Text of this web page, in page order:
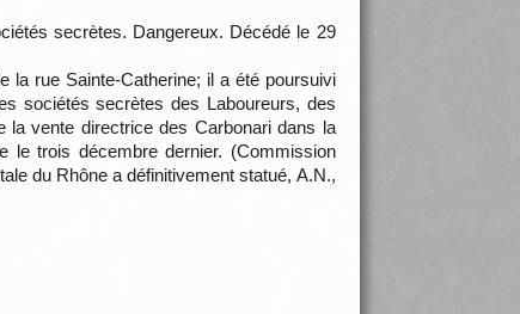
secrètes. Dangereux. Décédé le 29
la rue Sainte-Catherine; il a été poursuivi
sociétés secrètes des Laboureurs, des
vente directrice des Carbonari dans la
le trois décembre dernier. (Commission
du Rhône a définitivement statué, A.N.,